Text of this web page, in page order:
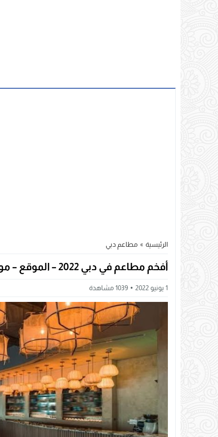
الرئيسية » مطاعم دبي
أفخم مطاعم في دبي 2022 – الموقع – مواعيد العمل – التواصل
1 يونيو 2022 1039مشاهدة